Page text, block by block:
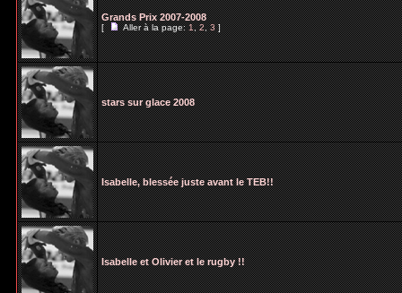
Grands Prix 2007-2008
[ Aller à la page:1,2,3]
stars sur glace 2008
Isabelle, blessée juste avant le TEB!!
Isabelle et Olivier et le rugby !!